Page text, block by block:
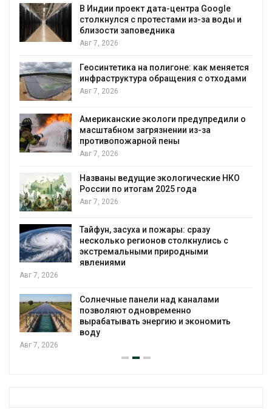
В Индии проект дата-центра Google
столкнулся с протестами из-за воды и
близости заповедника
Авг 7, 2026
Геосинтетика на полигоне: как меняется
инфраструктура обращения с отходами
Авг 7, 2026
Американские экологи предупредили о
масштабном загрязнении из-за
противопожарной пены
Авг 7, 2026
Названы ведущие экологические НКО
России по итогам 2025 года
Авг 7, 2026
Тайфун, засуха и пожары: сразу
несколько регионов столкнулись с
экстремальными природными
явлениями
Авг 7, 2026
Солнечные панели над каналами
позволяют одновременно
вырабатывать энергию и экономить
воду
Авг 7, 2026